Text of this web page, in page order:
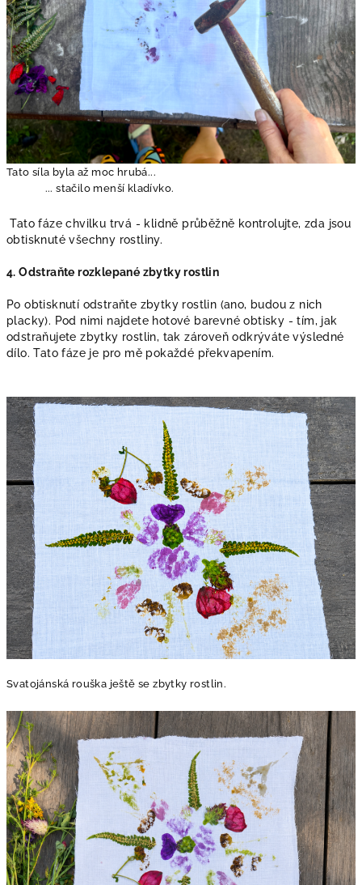
Tato síla byla až moc hrubá...
... stačilo menší kladívko.
Tato fáze chvilku trvá - klidně průběžně kontrolujte, zda jsou
obtisknuté všechny rostliny.
4. Odstraňte rozklepané zbytky rostlin
Po obtisknutí odstraňte zbytky rostlin (ano, budou z nich
placky). Pod nimi najdete hotové barevné obtisky - tím, jak
odstraňujete zbytky rostlin, tak zároveň odkrýváte výsledné
dílo. Tato fáze je pro mě pokaždé překvapením.
Svatojánská rouška ještě se zbytky rostlin.